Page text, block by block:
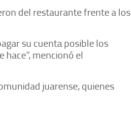
del restaurante frente a los
su cuenta posible los
mencionó el
juarense, quienes